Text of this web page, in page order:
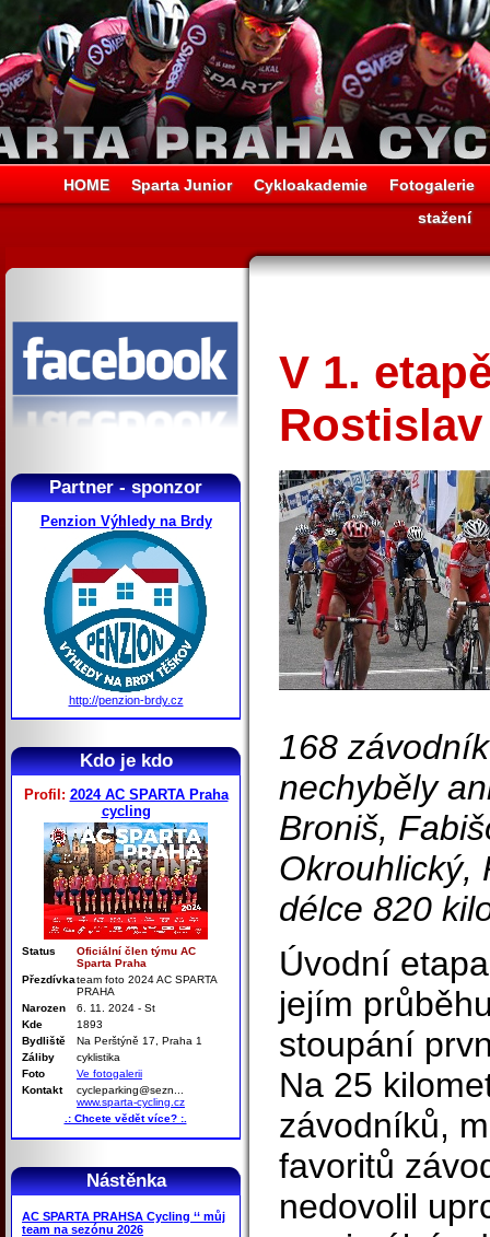
HOME Sparta Junior Cykloakademie
Fotogalerie
stažení
Partner - sponzor
Penzion Výhledy na Brdy
http://penzion-brdy.cz
Kdo je kdo
Profil: 2024 AC SPARTA Praha
cycling
Status
Oficiální člen týmu AC
Sparta Praha
Přezdívkateam foto 2024 AC SPARTA
PRAHA
Narozen
6. 11. 2024 - St
Kde
1893
Bydliště
Na Perštýně 17, Praha 1
Záliby
cyklistika
Foto
Ve fotogalerii
Kontakt
cycleparking@sezn...
www.sparta-cycling.cz
.: Chcete vědět více? :.
Nástěnka
AC SPARTA PRAHSA Cycling ‘‘ můj
team na sezónu 2026
V 1.
168
nechyběly
Broniš,
Okrouhlický,
délce 820
Úvodní
jejím
stoupání
Na 25
závodníků,
favoritů
nedovolil